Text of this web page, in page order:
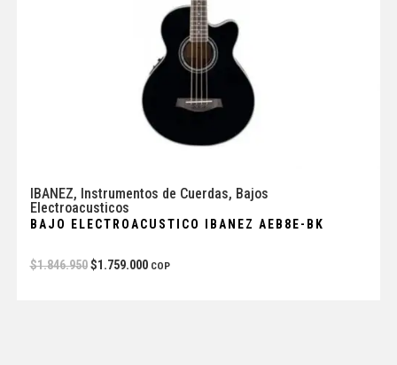
IBANEZ, Instrumentos de Cuerdas, Bajos
Electroacusticos
BAJO ELECTROACUSTICO IBANEZ AEB8E-BK
$1.846.950 $1.759.000 COP